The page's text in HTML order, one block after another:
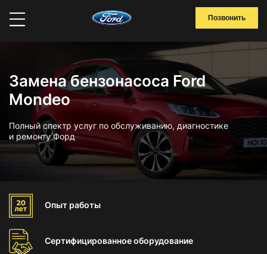
Позвонить
Замена бензонасоса Ford
Mondeo
Полный спектр услуг по обслуживанию, диагностике
и ремонту Форд
Опыт работы
Сертифицированноеоборудование